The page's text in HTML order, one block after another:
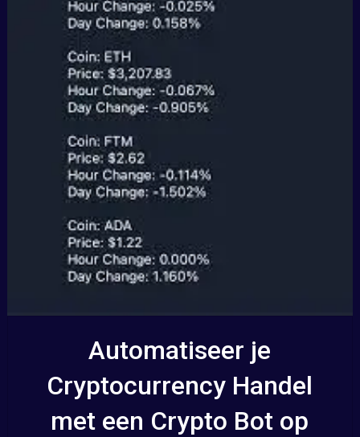
Automatiseer je
Cryptocurrency Handel
met een Crypto Bot op